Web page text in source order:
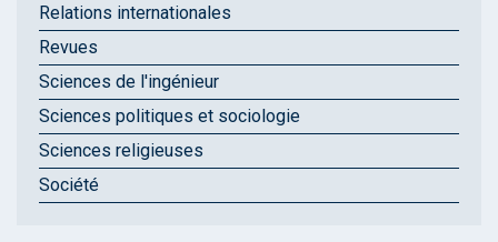
Relations internationales
Revues
Sciences de l'ingénieur
Sciences politiques et sociologie
Sciences religieuses
Société